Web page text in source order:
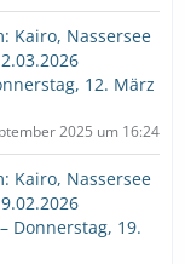
Kairo, Nassersee
12. März
2025 um 16:24
Kairo, Nassersee
Donnerstag, 19.